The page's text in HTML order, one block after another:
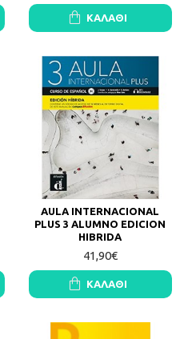
ΚΑΛΆΘΙ
AULA INTERNACIONAL
PLUS 3 ALUMNO EDICION
HIBRIDA
41,90€
ΚΑΛΆΘΙ